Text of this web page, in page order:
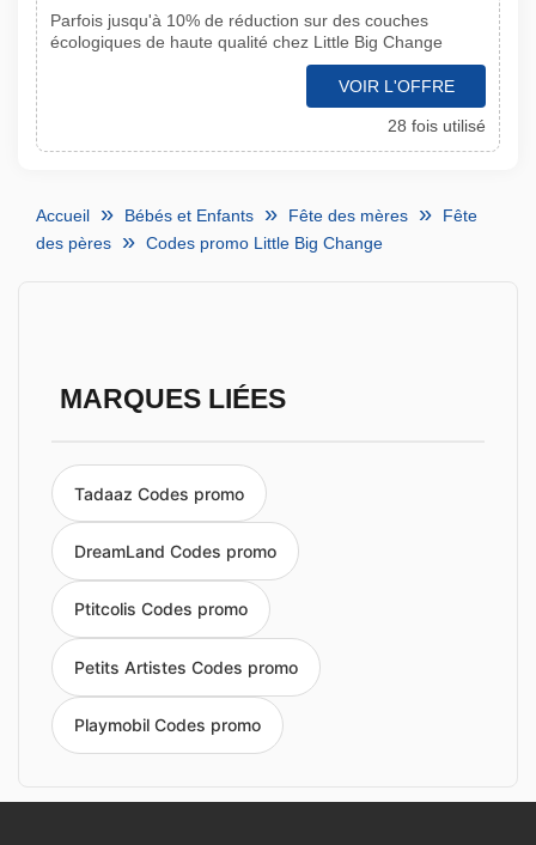
Parfois jusqu'à 10% de réduction sur des couches
écologiques de haute qualité chez Little Big Change
VOIR L'OFFRE
28 fois utilisé
Accueil Bébés et Enfants Fête des mères
Fête
des pères
Codes promo Little Big Change
MARQUES LIÉES
Tadaaz Codes promo
DreamLand Codes promo
Ptitcolis Codes promo
Petits Artistes Codes promo
Playmobil Codes promo